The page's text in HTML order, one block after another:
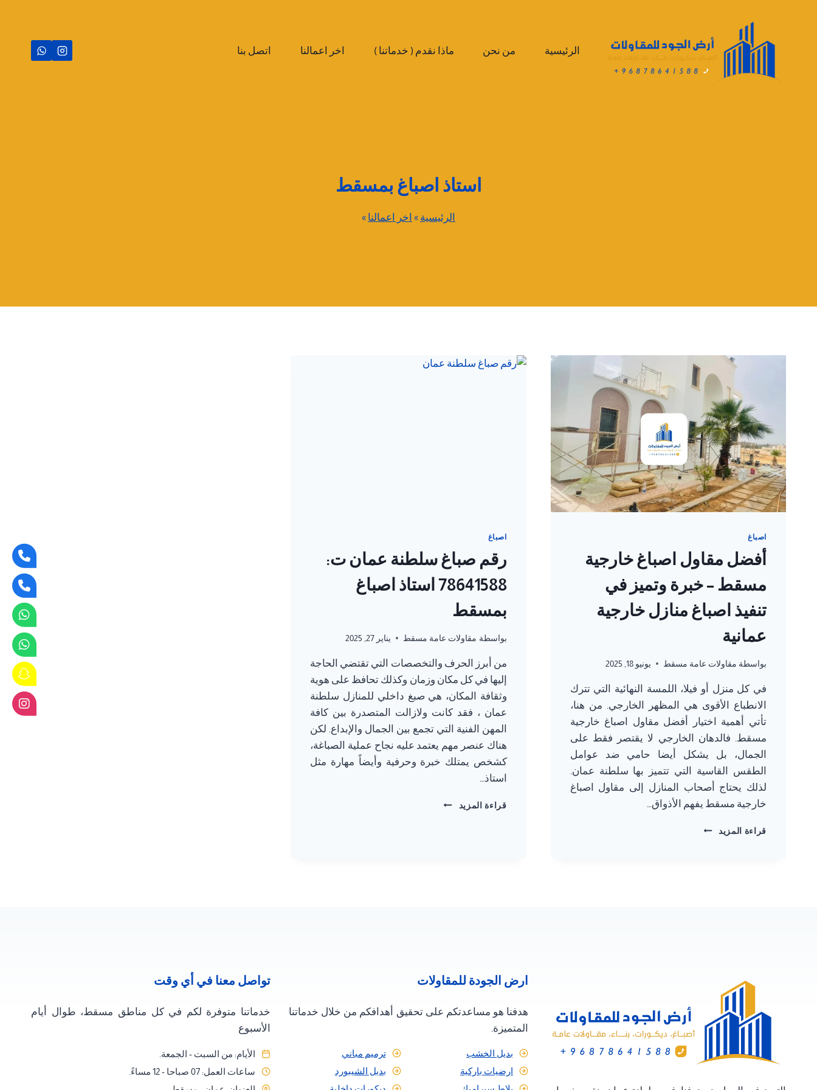
الرئيسية
من نحن ماذا نقدم ( خدماتنا ) اخر اعمالنا اتصل بنا
استاذ اصباغ بمسقط
الرئيسية » اخر اعمالنا »
اصباغ
أفضل مقاول اصباغ خارجية
مسقط – خبرة وتميز في
تنفيذ اصباغ منازل خارجية
عمانية
بواسطة مقاولات عامة مسقط يونيو 18, 2025
في كل منزل أو فيلا، اللمسة النهائية التي تترك
الانطباع الأقوى هي المظهر الخارجي. من هنا،
تأتي أهمية اختيار أفضل مقاول اصباغ خارجية
مسقط. فالدهان الخارجي لا يقتصر فقط على
الجمال، بل يشكل أيضا حامي ضد عوامل
الطقس القاسية التي تتميز بها سلطنة عمان.
لذلك يحتاج أصحاب المنازل إلى مقاول اصباغ
خارجية مسقط يفهم الأذواق…
قراءة المزيد
أفضل
اصباغ
رقم صباغ سلطنة عمان ت:
78641588 استاذ اصباغ
بمسقط
بواسطة مقاولات عامة مسقط يناير 27, 2025
من أبرز الحرف والتخصصات التي تقتضي الحاجة
إليها في كل مكان وزمان وكذلك تحافظ على هوية
وثقافة المكان، هي صبغ داخلي للمنازل سلطنة
عمان ، فقد كانت ولازالت المتصدرة بين كافة
المهن الفنية التي تجمع بين الجمال والإبداع. لكن
هناك عنصر مهم يعتمد عليه نجاح عملية الصباغة،
كشخص يمتلك خبرة وحرفية وأيضاً مهارة مثل
استاذ…
قراءة المزيد
رقم
ارض الجودة للمقاولات
هدفنا هو مساعدتكم على تحقيق أهدافكم من خلال خدماتنا
المتميزة.
بديل الخشب
ترميم مباني
ارضيات باركية
بديل الشيبورد
تواصل معنا في أي وقت
خدماتنا متوفرة لكم في كل مناطق مسقط، طوال أيام
الأسبوع
الأيام: من السبت - الجمعة.
ساعات العمل: 07 صباحا - 12 مساءً.